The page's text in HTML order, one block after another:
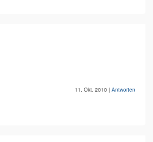
11. Okt. 2010 | Antworten